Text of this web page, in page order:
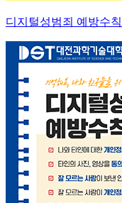
디지털성범죄 예방수칙